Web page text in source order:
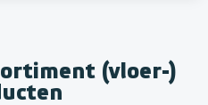
(vloer-)